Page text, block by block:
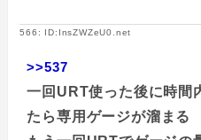
566: ID:InsZWZeU0.net
>>537
一回URT使った後に時間
たら専用ゲージが溜まる